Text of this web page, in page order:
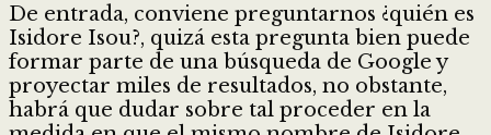
De entrada, conviene preguntarnos ¿quién es
Isidore Isou?, quizá esta pregunta bien puede
formar parte de una búsqueda de Google y
proyectar miles de resultados, no obstante,
habrá que dudar sobre tal proceder en la